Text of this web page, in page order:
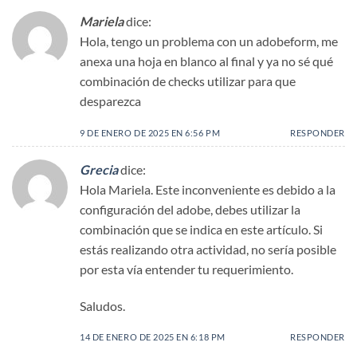
Marieladice:
Hola, tengo un problema con un adobeform, me
anexa una hoja en blanco al final y ya no sé qué
combinación de checks utilizar para que
desparezca
9 DE ENERO DE 2025 EN 6:56 PM RESPONDER
Greciadice:
Hola Mariela. Este inconveniente es debido a la
configuración del adobe, debes utilizar la
combinación que se indica en este artículo. Si
estás realizando otra actividad, no sería posible
por esta vía entender tu requerimiento.
Saludos.
14 DE ENERO DE 2025 EN 6:18 PM RESPONDER